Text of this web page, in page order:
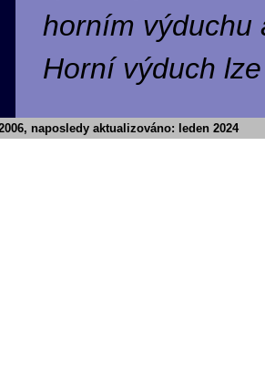
horním výduchu
Horní výduch
naposledy aktualizováno: leden 2024